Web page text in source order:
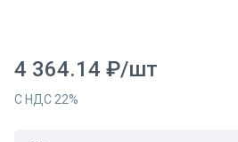
4 364.14 ₽/шт
С НДС 22%